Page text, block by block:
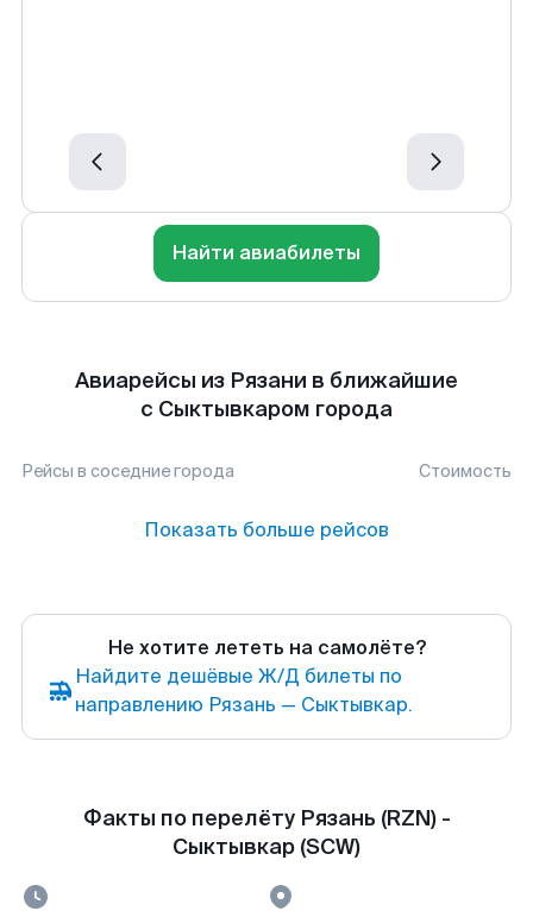
Найти авиабилеты
Авиарейсы из Рязани в ближайшие
с Сыктывкаром города
Рейсы в соседние города Стоимость
Показать больше рейсов
Не хотите лететь на самолёте?
Найдите дешёвые Ж/Д билеты по
направлению Рязань — Сыктывкар.
Факты по перелёту Рязань (RZN) -
Сыктывкар (SCW)